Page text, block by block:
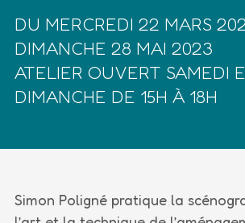
DU MERCREDI 22 MARS
DIMANCHE 28 MAI 2023
ATELIER OUVERT SAMEDI
DIMANCHE DE 15H À 18H
Simon Poligné pratique la